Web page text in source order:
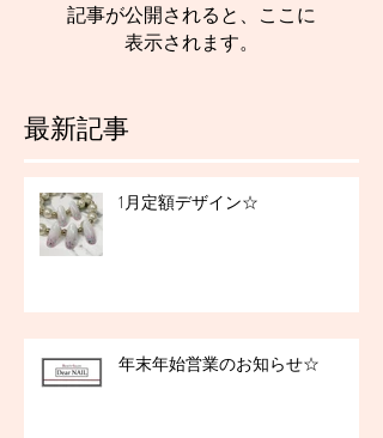
最新記事
記事が公開されると、ここに
表示されます。
1月定額デザイン☆
年末年始営業のお知らせ☆